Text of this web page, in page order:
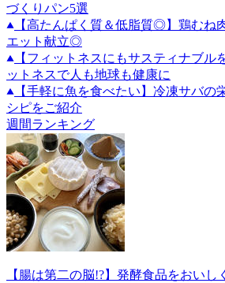
づくりパン5選
【高たんぱく質＆低脂質◎】鶏むね
エット献立◎
【フィットネスにもサスティナブル
ットネスで人も地球も健康に
【手軽に魚を食べたい】冷凍サバの
シピをご紹介
週間ランキング
【腸は第二の脳!?】発酵食品をおいし